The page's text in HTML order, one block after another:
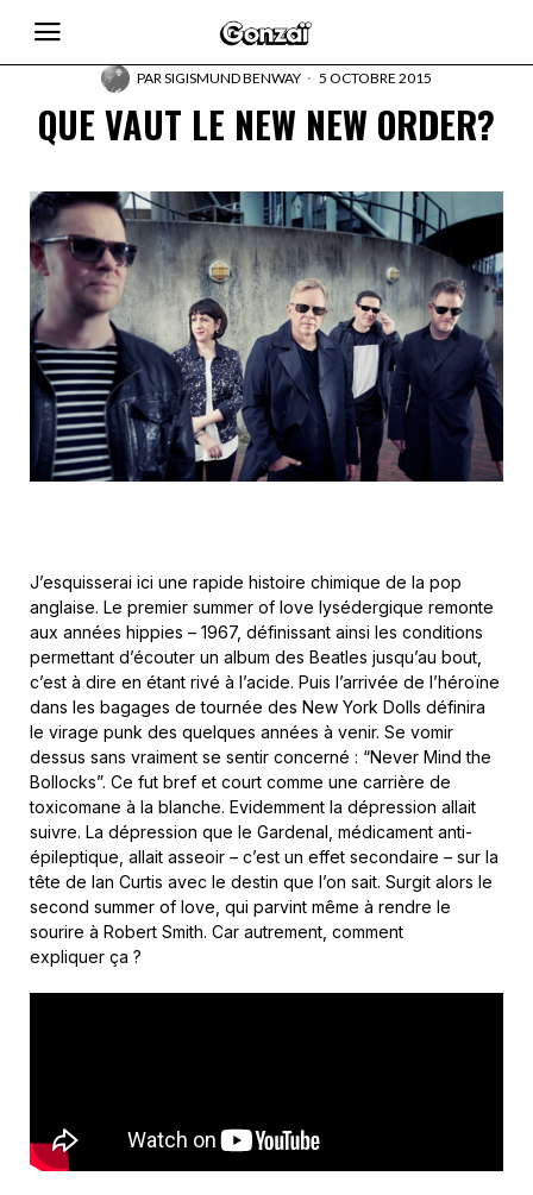
PARSIGISMUND BENWAY 5 OCTOBRE 2015
QUE VAUT LE NEW NEW ORDER?
J’esquisserai ici une rapide histoire chimique de la pop
anglaise. Le premier summer of love lysédergique remonte
aux années hippies – 1967, définissant ainsi les conditions
permettant d’écouter un album des Beatles jusqu’au bout,
c’est à dire en étant rivé à l’acide. Puis l’arrivée de l’héroïne
dans les bagages de tournée des New York Dolls définira
le virage punk des quelques années à venir. Se vomir
dessus sans vraiment se sentir concerné : “Never Mind the
Bollocks”. Ce fut bref et court comme une carrière de
toxicomane à la blanche. Evidemment la dépression allait
suivre. La dépression que le Gardenal, médicament anti-
épileptique, allait asseoir – c’est un effet secondaire – sur la
tête de Ian Curtis avec le destin que l’on sait. Surgit alors le
second summer of love, qui parvint même à rendre le
sourire à Robert Smith. Car autrement, comment
expliquer ça ?